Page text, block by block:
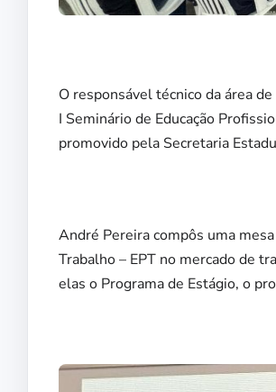
O responsável técnico da área
I Seminário de Educação
promovido pela Secretaria
André Pereira compôs uma
Trabalho – EPT no mercado de
elas o Programa de Estágio, o